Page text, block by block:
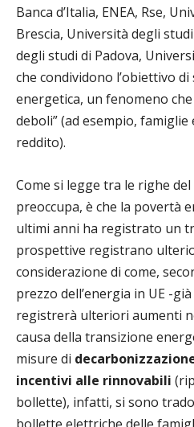
Banca d’Italia, ENEA, Rse,
Brescia, Università degli
degli studi di Padova,
che condividono l’obiettivo
energetica, un fenomeno
deboli” (ad esempio, famiglie
reddito).
Come si legge tra le righe
preoccupa, è che la povertà
ultimi anni ha registrato un
prospettive registrano
considerazione di come,
prezzo dell’energia in UE -
registrerà ulteriori aumenti
causa della transizione
misure di
incentivi alle rinnovabili
bollette), infatti, si sono